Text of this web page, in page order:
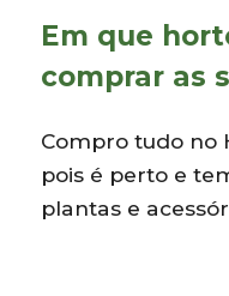
Em que
comprar as
Compro tudo no
pois é perto e
plantas e